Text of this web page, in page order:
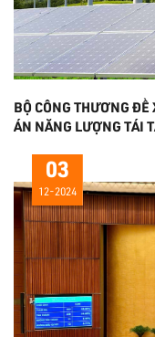
BỘ CÔNG THƯƠNG ĐỀ
ÁN NĂNG LƯỢNG TÁI
03
12-2024